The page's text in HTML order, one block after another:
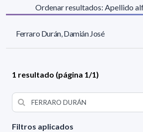
Filtros aplicados
Ordenar resultados: Apellido
Ferraro Durán, Damián José
1 resultado (página 1/1)